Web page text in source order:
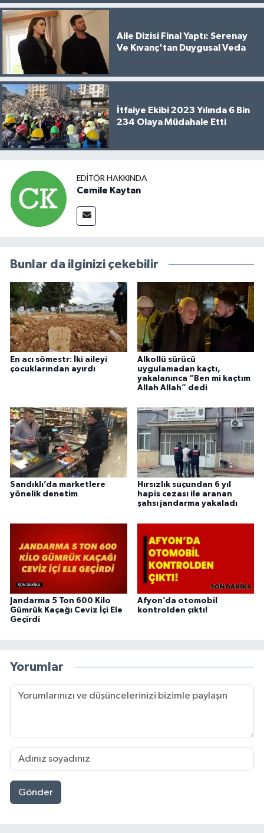
Aile Dizisi Final Yaptı: Serenay
Ve Kıvanç'tan Duygusal Veda
İtfaiye Ekibi 2023 Yılında 6 Bin
234 Olaya Müdahale Etti
EDITÖR HAKKINDA
Cemile Kaytan
Bunlar da ilginizi çekebilir
En acı sömestr: İki aileyi
çocuklarından ayırdı
Alkollü sürücü
uygulamadan kaçtı,
yakalanınca “Ben mi kaçtım
Allah Allah” dedi
Sandıklı’da marketlere
yönelik denetim
Hırsızlık suçundan 6 yıl
hapis cezası ile aranan
şahsı jandarma yakaladı
Jandarma 5 Ton 600 Kilo
Gümrük Kaçağı Ceviz İçi Ele
Geçirdi
Afyon’da otomobil
kontrolden çıktı!
Yorumlar
Gönder